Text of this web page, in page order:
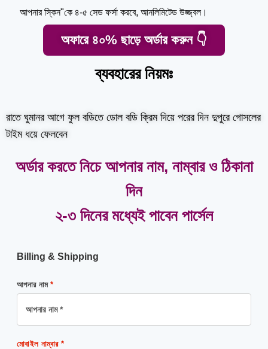
আপনার স্কিন"কে ৪-৫ সেড ফর্সা করবে, আনলিমিটেড উজ্জ্বল।
অফারে ৪০% ছাড়ে অর্ডার করুন 👇
ব্যবহারের নিয়মঃ
রাতে ঘুমানর আগে ফুল বডিতে ডোল বডি ক্রিম দিয়ে পরের দিন দুপুরে গোসলের
টাইম ধয়ে ফেলবেন
অর্ডার করতে নিচে আপনার নাম, নাম্বার ও ঠিকানা
দিন
২-৩ দিনের মধ্যেই পাবেন পার্সেল
Billing & Shipping
আপনার নাম*
মোবাইল নাম্বার *